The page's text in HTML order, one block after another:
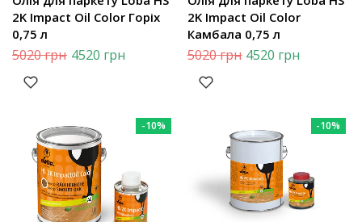
2K Impact Oil Color Горіх
0,75 л
5020грн 4520 грн
2K Impact Oil Color
Камбала 0,75 л
5020грн 4520 грн
-10% -10%